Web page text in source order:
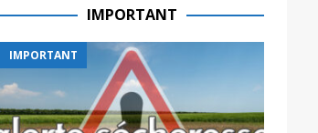
IMPORTANT
IMPORTANT